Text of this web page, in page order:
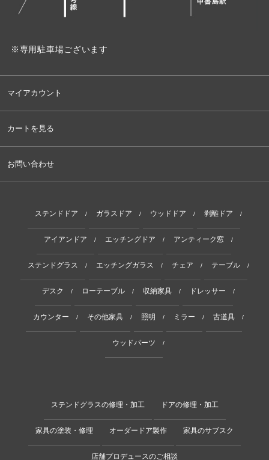
※専用駐車場ございます
マイアカウント
カートを見る
お問い合わせ
ステンドドア / ガラスドア / ウッドドア / 剥離ドア /
アイアンドア / エッチングドア / アンティーク窓 /
ステンドグラス / エッチングガラス / チェア / テーブル /
デスク / ローテーブル / 収納家具 / ドレッサー /
カウンター / その他家具 / 照明 / ミラー / 古道具 /
ウッドパーツ /
ステンドグラスの修理・加工 ドアの修理・加工
家具の塗装・修理 オーダードア製作 家具のサブスク
店舗プロデュースのご相談